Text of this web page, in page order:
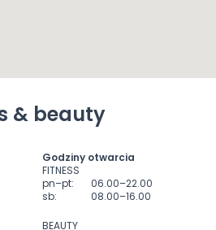
& beauty
Godziny otwarcia
FITNESS
pn–pt:
06.00–22.00
sb:
08.00–16.00
BEAUTY